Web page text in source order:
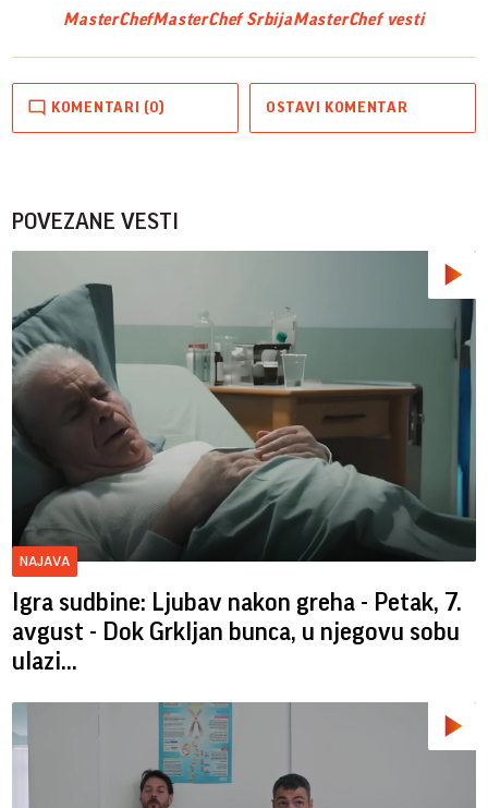
MasterChefMasterChef SrbijaMasterChef vesti
KOMENTARI (0) OSTAVI KOMENTAR
POVEZANE VESTI
NAJAVA
Igra sudbine: Ljubav nakon greha - Petak, 7.
avgust - Dok Grkljan bunca, u njegovu sobu
ulazi...